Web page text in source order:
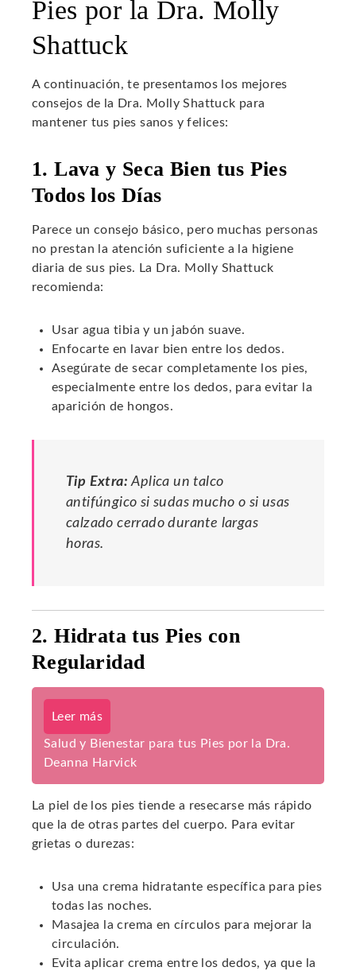
Pies por la Dra. Molly
Shattuck
A continuación, te presentamos los mejores
consejos de la Dra. Molly Shattuck para
mantener tus pies sanos y felices:
1. Lava y Seca Bien tus Pies
Todos los Días
Parece un consejo básico, pero muchas personas
no prestan la atención suficiente a la higiene
diaria de sus pies. La Dra. Molly Shattuck
recomienda:
Usar agua tibia y un jabón suave.
Enfocarte en lavar bien entre los dedos.
Asegúrate de secar completamente los pies,
especialmente entre los dedos, para evitar la
aparición de hongos.
Tip Extra: Aplica un talco
antifúngico si sudas mucho o si usas
calzado cerrado durante largas
horas.
2. Hidrata tus Pies con
Regularidad
Leer más
Salud y Bienestar para tus Pies por la Dra.
Deanna Harvick
La piel de los pies tiende a resecarse más rápido
que la de otras partes del cuerpo. Para evitar
grietas o durezas:
Usa una crema hidratante específica para pies
todas las noches.
Masajea la crema en círculos para mejorar la
circulación.
Evita aplicar crema entre los dedos, ya que la